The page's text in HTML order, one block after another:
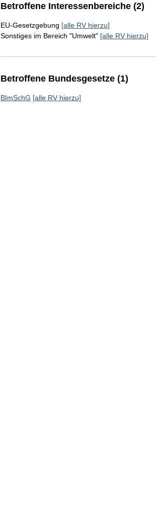
Betroffene Interessenbereiche (2)
EU-Gesetzgebung [alle RV hierzu]
Sonstiges im Bereich "Umwelt" [alle RV hierzu]
Betroffene Bundesgesetze (1)
BImSchG [alle RV hierzu]